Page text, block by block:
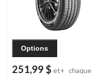
Options
251,99 $ et+ chaque